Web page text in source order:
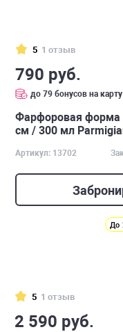
5 1 отзыв
790 руб.
до 79 бонусов на карту
Фарфоровая форма
см / 300 мл
Артикул: 13702
До
5 1 отзыв
2 590 руб.